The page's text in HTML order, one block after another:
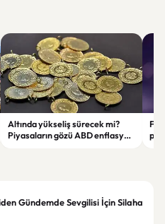
Altında yükseliş sürecek mi?
Piyasaların gözü ABD enflasyon
Gündemde Sevgilisi İçin Silaha